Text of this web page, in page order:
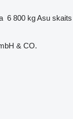
6 800 kgAsu skaits
& CO.